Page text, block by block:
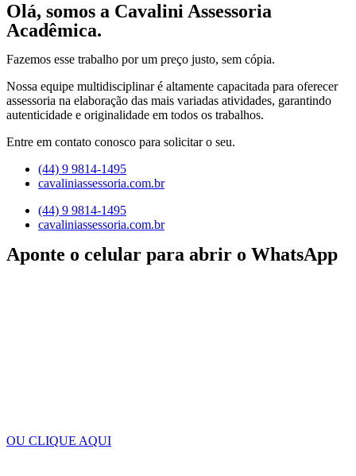
Olá, somos a Cavalini Assessoria
Acadêmica.
Fazemos esse trabalho por um preço justo, sem cópia.
Nossa equipe multidisciplinar é altamente capacitada para oferecer
assessoria na elaboração das mais variadas atividades, garantindo
autenticidade e originalidade em todos os trabalhos.
Entre em contato conosco para solicitar o seu.
(44) 9 9814-1495
cavaliniassessoria.com.br
(44) 9 9814-1495
cavaliniassessoria.com.br
Aponte o celular para abrir o WhatsApp
OU CLIQUE AQUI